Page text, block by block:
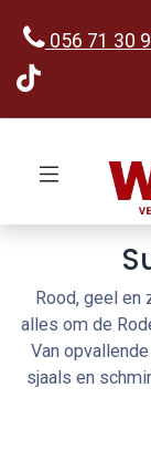
056 71 30
Rood, geel en
alles om de
Van
sjaals en